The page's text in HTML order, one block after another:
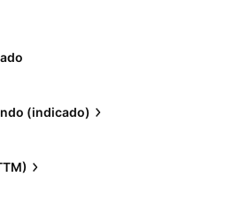
(indicado)